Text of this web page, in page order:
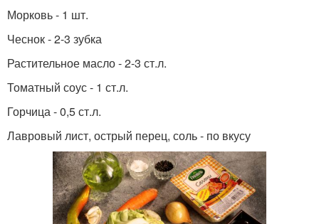
Морковь - 1 шт.
Чеснок - 2-3 зубка
Растительное масло - 2-3 ст.л.
Томатный соус - 1 ст.л.
Горчица - 0,5 ст.л.
Лавровый лист, острый перец, соль - по вкусу